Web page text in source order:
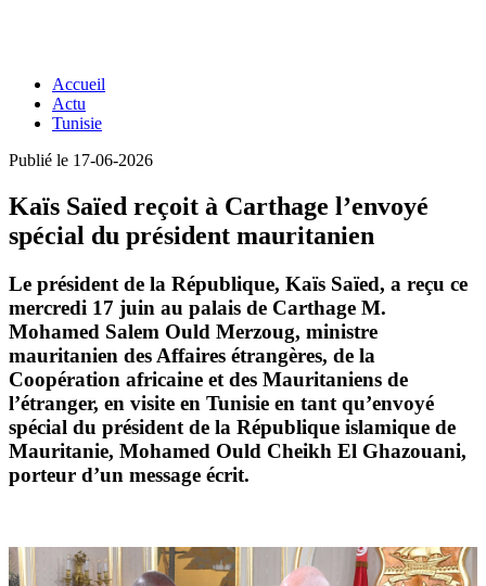
Accueil
Actu
Tunisie
Publié le 17-06-2026
Kaïs Saïed reçoit à Carthage l’envoyé
spécial du président mauritanien
Le président de la République, Kaïs Saïed, a reçu ce
mercredi 17 juin au palais de Carthage M.
Mohamed Salem Ould Merzoug, ministre
mauritanien des Affaires étrangères, de la
Coopération africaine et des Mauritaniens de
l’étranger, en visite en Tunisie en tant qu’envoyé
spécial du président de la République islamique de
Mauritanie, Mohamed Ould Cheikh El Ghazouani,
porteur d’un message écrit.